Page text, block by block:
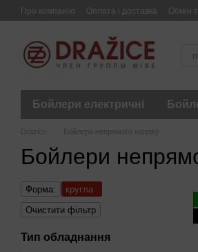
Перейти до основного контенту
Про компанію Оплата і доставка Обмін
Бойлери електричні
Drazice Бойлери непрямого нагріву
Бойлери
Форма:
кругла
Очистити фільтр
Тип обладнання